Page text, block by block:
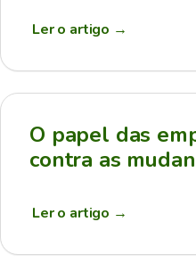
Ler o artigo →
O papel das
contra as
Ler o artigo →